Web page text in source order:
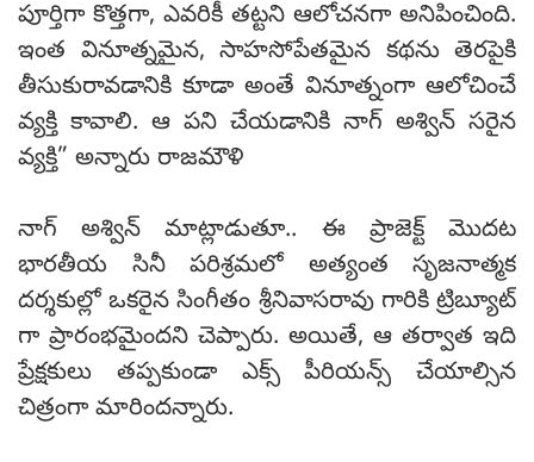
పూర్తిగా కొత్తగా, ఎవరికీ తట్టని ఆలోచనగా అనిపించింది.
ఇంత వినూత్నమైన, సాహసోపేతమైన కథను తెరపైకి
తీసుకురావడానికి కూడా అంతే వినూత్నంగా ఆలోచించే
వ్యక్తి కావాలి. ఆ పని చేయడానికి నాగ్ అశ్విన్ సరైన
వ్యక్తి” అన్నారు రాజమౌళి
నాగ్ అశ్విన్ మాట్లాడుతూ.. ఈ ప్రాజెక్ట్ మొదట
భారతీయ సినీ పరిశ్రమలో అత్యంత సృజనాత్మక
దర్శకుల్లో ఒకరైన సింగీతం శ్రీనివాసరావు గారికి ట్రిబ్యూట్
గా ప్రారంభమైందని చెప్పారు. అయితే, ఆ తర్వాత ఇది
ప్రేక్షకులు తప్పకుండా ఎక్స్ పీరియన్స్ చేయాల్సిన
చిత్రంగా మారిందన్నారు.